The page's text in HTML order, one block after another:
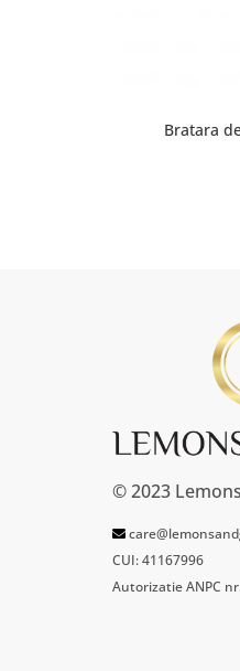
Bratara
© 2023
CUI: 41167996
Autorizatie ANPC